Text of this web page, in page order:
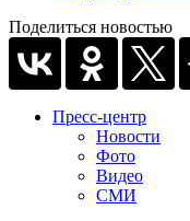
Поделиться новостью
Пресс-центр
Новости
Фото
Видео
СМИ